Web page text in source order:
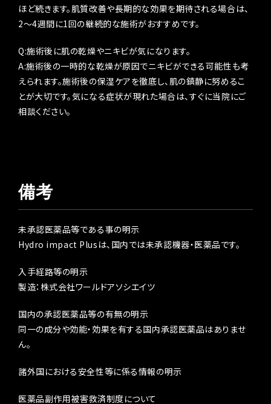
ほど続きます。肌質改善や長期的な効果を期待される場合は、
2〜4週間に1回の継続的な施術がおすすめです。
Q:施術後に肌の乾燥やニキビが気になります。
A:施術後の一時的な乾燥が原因でニキビができる可能性も考
えられます。施術後の保湿ケアを徹底し、肌の鎮静に努めるこ
とが大切です。気になる症状が現れた場合は、すぐに当院にご
相談ください。
備考
未承認医薬品等である事の明示
Hydro impact Plusは、国内では未承認機器・医薬品です。
入手経路等の明示
製造：株式会社ワールドアソシエイツ
国内の承認医薬品等の有無の明示
同一の成分や効能・効果を有する国内承認医薬品はありませ
ん。
諸外国における安全性等に係る情報の明示
医薬品副作用被害救済制度について